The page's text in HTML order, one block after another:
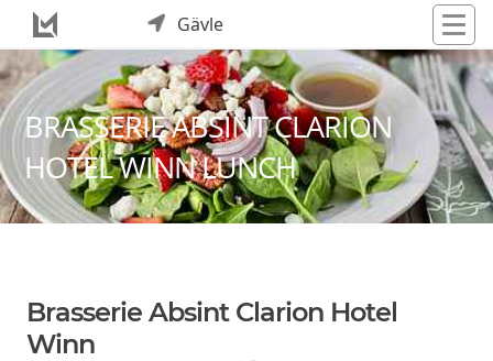
Gävle
BRASSERIE ABSINT CLARION
HOTEL WINN LUNCH
Brasserie Absint Clarion Hotel
Winn